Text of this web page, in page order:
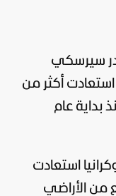
سيرسكي
استعادت أكثر من
بداية عام
استعادت
مربع من الأراضي